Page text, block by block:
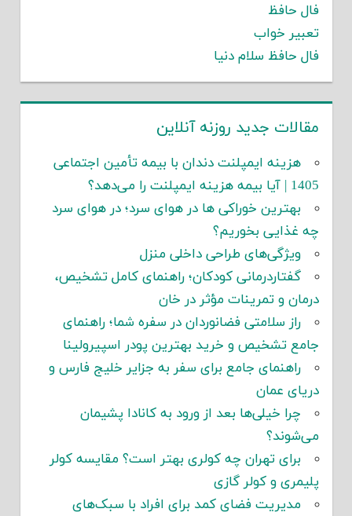
فال حافظ
تعبیر خواب
فال حافظ سلام دنیا
مقالات جدید روزنه آنلاین
هزینه ایمپلنت دندان با بیمه تأمین اجتماعی
1405 | آیا بیمه هزینه ایمپلنت را می‌دهد؟
بهترین خوراکی ها در هوای سرد؛ در هوای سرد
چه غذایی بخوریم؟
ویژگی‌های طراحی داخلی منزل
گفتاردرمانی کودکان؛ راهنمای کامل تشخیص،
درمان و تمرینات مؤثر در خان
راز سلامتی فضانوردان در سفره شما؛ راهنمای
جامع تشخیص و خرید بهترین پودر اسپیرولینا
راهنمای جامع برای سفر به جزایر خلیج فارس و
دریای عمان
چرا خیلی‌ها بعد از ورود به کانادا پشیمان
می‌شوند؟
برای تهران چه کولری بهتر است؟ مقایسه کولر
پلیمری و کولر گازی
مدیریت فضای کمد برای افراد با سبک‌های